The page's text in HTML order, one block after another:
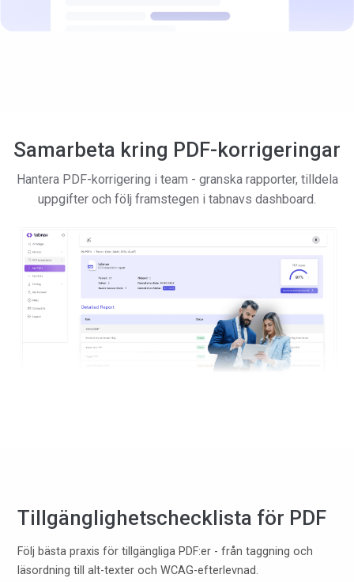
Samarbeta kring PDF-korrigeringar
Hantera PDF-korrigering i team - granska rapporter, tilldela
uppgifter och följ framstegen i tabnavs dashboard.
Tillgänglighetschecklista för PDF
Följ bästa praxis för tillgängliga PDF:er - från taggning och
läsordning till alt-texter och WCAG-efterlevnad.